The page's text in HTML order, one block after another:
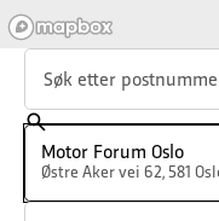
Søk etter
Motor Forum Oslo
Østre Aker vei 62, 581